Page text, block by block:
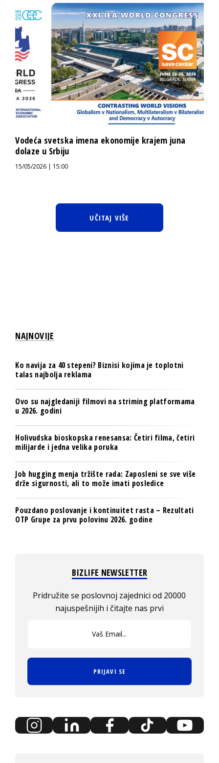
Vodeća svetska imena ekonomije krajem juna
dolaze u Srbiju
15/05/2026 | 15:00
UČITAJ VIŠE
NAJNOVIJE
Ko navija za 40 stepeni? Biznisi kojima je toplotni
talas najbolja reklama
Ovo su najgledaniji filmovi na striming platformama
u 2026. godini
Holivudska bioskopska renesansa: Četiri filma, četiri
milijarde i jedna velika poruka
Job hugging menja tržište rada: Zaposleni se sve više
drže sigurnosti, ali to može imati posledice
Pouzdano poslovanje i kontinuitet rasta – Rezultati
OTP Grupe za prvu polovinu 2026. godine
BIZLIFE NEWSLETTER
Pridružite se poslovnoj zajednici od 20000
najuspešnijih i čitajte nas prvi
PRIJAVI SE